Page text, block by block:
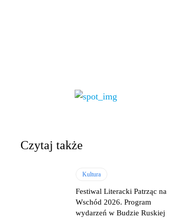
Czytaj także
Kultura
Festiwal Literacki Patrząc na
Wschód 2026. Program
wydarzeń w Budzie Ruskiej